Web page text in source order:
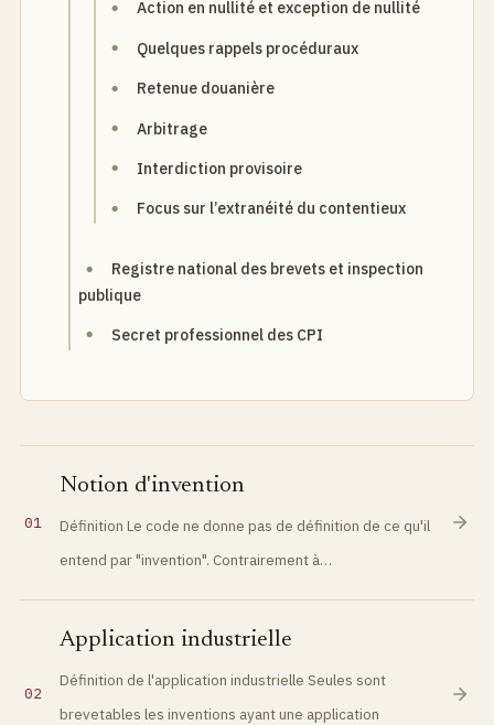
Action en nullité et exception de nullité
Quelques rappels procéduraux
Retenue douanière
Arbitrage
Interdiction provisoire
Focus sur l’extranéité du contentieux
Registre national des brevets et inspection
publique
Secret professionnel des CPI
01
Notion d'invention
Définition Le code ne donne pas de définition de ce qu'il
entend par "invention". Contrairement à…
02
Application industrielle
Définition de l'application industrielle Seules sont
brevetables les inventions ayant une application